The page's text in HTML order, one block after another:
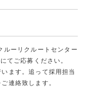
ルーリクルートセンター
ご応募ください。
ます。追って採用担当
連絡致します。